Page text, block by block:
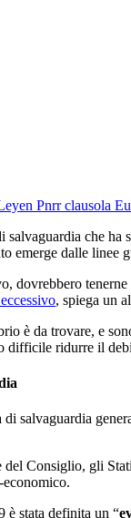
che ha
emerge dalle linee
dovrebbero
, spiega un
è da trovare, e
difficile ridurre il
salvaguardia
del Consiglio, gli
stata definita un “